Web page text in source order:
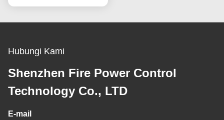
Hubungi Kami
Shenzhen Fire Power Control
Technology Co., LTD
E-mail